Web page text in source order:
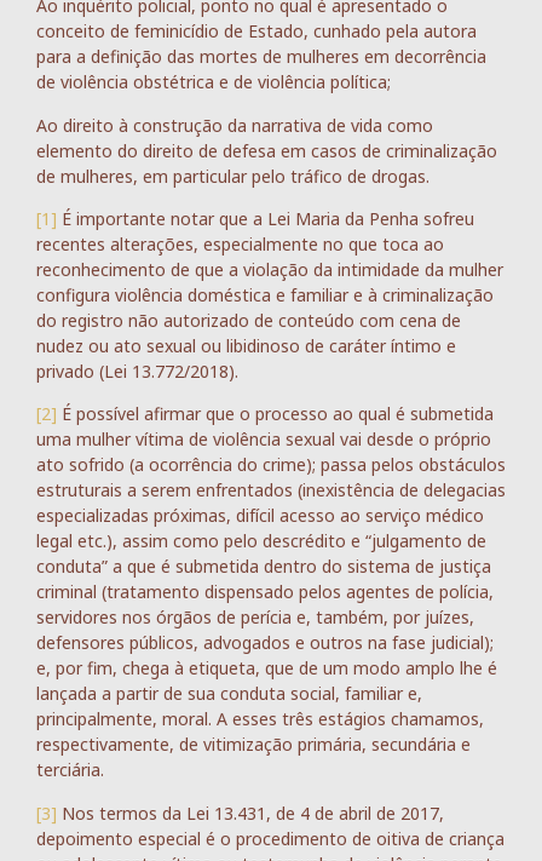
Ao inquérito policial, ponto no qual é apresentado o
conceito de feminicídio de Estado, cunhado pela autora
para a definição das mortes de mulheres em decorrência
de violência obstétrica e de violência política;
Ao direito à construção da narrativa de vida como
elemento do direito de defesa em casos de criminalização
de mulheres, em particular pelo tráfico de drogas.
[1] É importante notar que a Lei Maria da Penha sofreu
recentes alterações, especialmente no que toca ao
reconhecimento de que a violação da intimidade da mulher
configura violência doméstica e familiar e à criminalização
do registro não autorizado de conteúdo com cena de
nudez ou ato sexual ou libidinoso de caráter íntimo e
privado (Lei 13.772/2018).
[2] É possível afirmar que o processo ao qual é submetida
uma mulher vítima de violência sexual vai desde o próprio
ato sofrido (a ocorrência do crime); passa pelos obstáculos
estruturais a serem enfrentados (inexistência de delegacias
especializadas próximas, difícil acesso ao serviço médico
legal etc.), assim como pelo descrédito e “julgamento de
conduta” a que é submetida dentro do sistema de justiça
criminal (tratamento dispensado pelos agentes de polícia,
servidores nos órgãos de perícia e, também, por juízes,
defensores públicos, advogados e outros na fase judicial);
e, por fim, chega à etiqueta, que de um modo amplo lhe é
lançada a partir de sua conduta social, familiar e,
principalmente, moral. A esses três estágios chamamos,
respectivamente, de vitimização primária, secundária e
terciária.
[3] Nos termos da Lei 13.431, de 4 de abril de 2017,
depoimento especial é o procedimento de oitiva de criança